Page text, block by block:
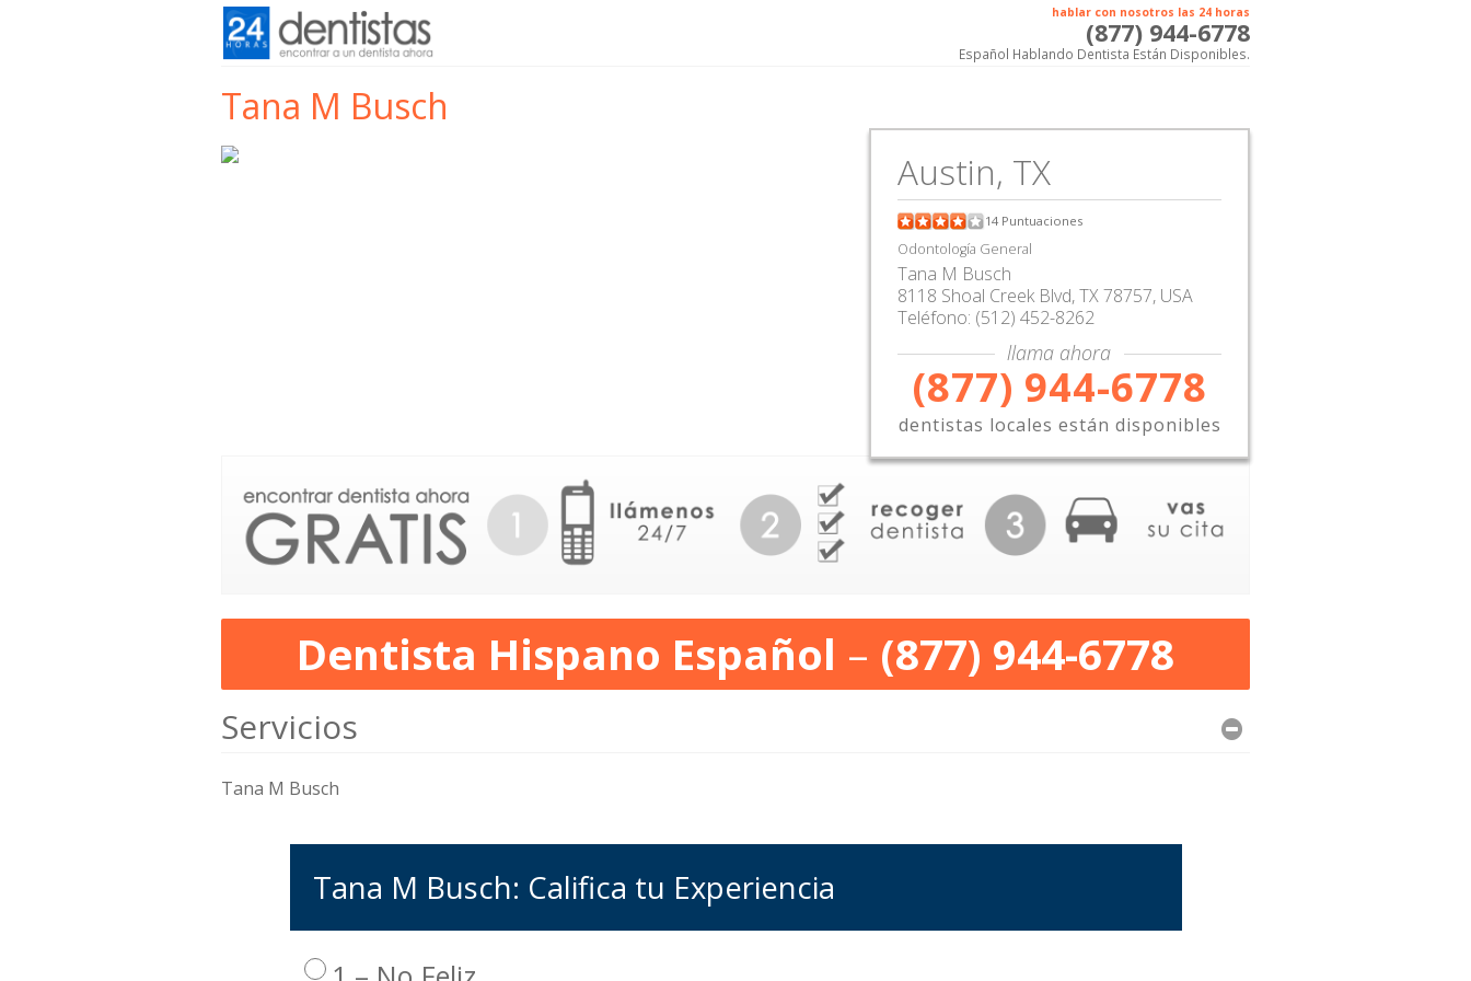
hablar con nosotros las 24 horas
(877) 944-6778
Español Hablando Dentista Están Disponibles.
Tana M Busch
Austin, TX
14 Puntuaciones
Odontología General
Tana M Busch
8118 Shoal Creek Blvd,TX78757, USA
Teléfono: (512) 452-8262
llama ahora
(877) 944-6778
dentistas locales están disponibles
Dentista Hispano Español – (877) 944-6778
Servicios
Tana M Busch
Tana M Busch: Califica tu Experiencia